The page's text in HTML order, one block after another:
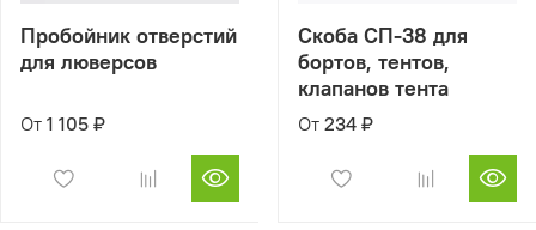
Пробойник отверстий
для люверсов
От 1 105 ₽
Скоба СП-38 для
бортов, тентов,
клапанов тента
От 234 ₽